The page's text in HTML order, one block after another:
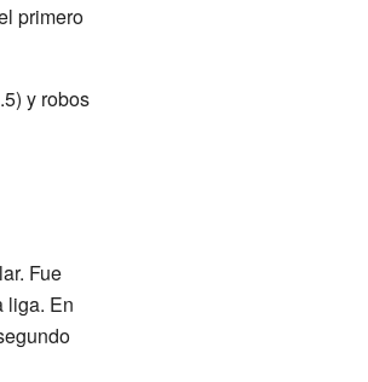
primero
y robos
Fue
liga. En